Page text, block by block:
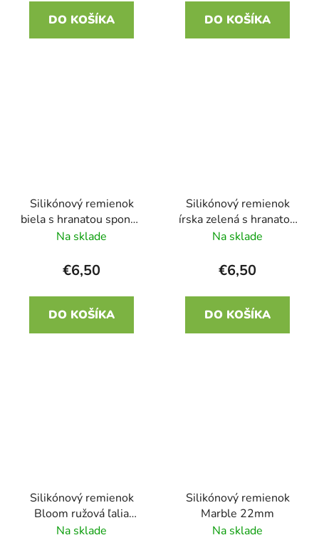
DO KOŠÍKA DO KOŠÍKA
Silikónový remienok
biela s hranatou sponou
22mm
Na sklade
€6,50
DO KOŠÍKA
Silikónový remienok
írska zelená s hranatou
sponou 22mm
Na sklade
€6,50
DO KOŠÍKA
Silikónový remienok
Bloom ružová ľalia
22mm
Na sklade
Silikónový remienok
Marble 22mm
Na sklade